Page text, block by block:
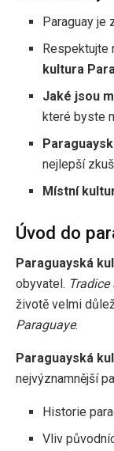
Paraguay je
Respektujte
kultura
Jaké jsou
které byste
nejlepší
Místní
Úvod do
Paraguayská
obyvatel.
životě velmi
Paraguaye.
Paraguayská
nejvýznamnější
Historie
Vliv